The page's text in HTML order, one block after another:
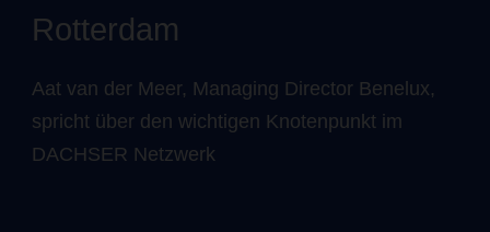
Rotterdam
Aat van der Meer, Managing Director Benelux,
spricht über den wichtigen Knotenpunkt im
DACHSER Netzwerk